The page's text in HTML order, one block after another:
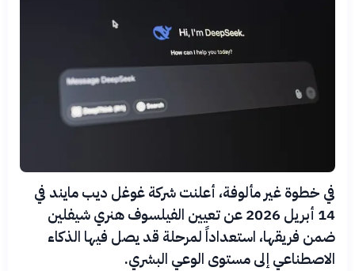
في خطوة غير مألوفة، أعلنت شركة غوغل ديب مايند في
14 أبريل 2026 عن تعيين الفيلسوف هنري شيفلين
ضمن فريقها، استعداداً لمرحلة قد يصل فيها الذكاء
الاصطناعي إلى مستوى الوعي البشري.